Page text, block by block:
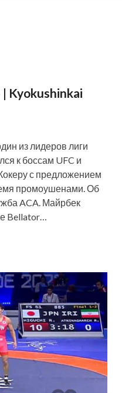
Kyokushinkai
из лидеров лиги
к боссам UFC и
с предложением
промоушенами. Об
ACA. Майрбек
Bellator…